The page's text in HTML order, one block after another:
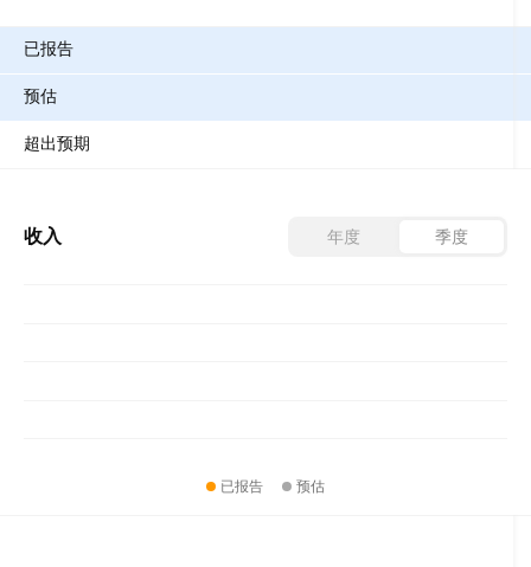
已报告
预估
超出预期
收入 年度 季度
已报告 预估